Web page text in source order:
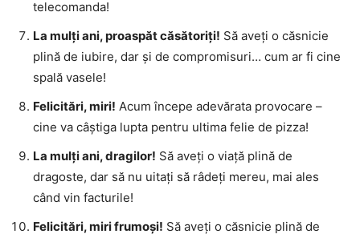
telecomanda!
La mulți ani, proaspăt căsătoriți! Să aveți o căsnicie
plină de iubire, dar și de compromisuri… cum ar fi cine
spală vasele!
Felicitări, miri! Acum începe adevărata provocare –
cine va câștiga lupta pentru ultima felie de pizza!
La mulți ani, dragilor! Să aveți o viață plină de
dragoste, dar să nu uitați să râdeți mereu, mai ales
când vin facturile!
Felicitări, miri frumoși! Să aveți o căsnicie plină de